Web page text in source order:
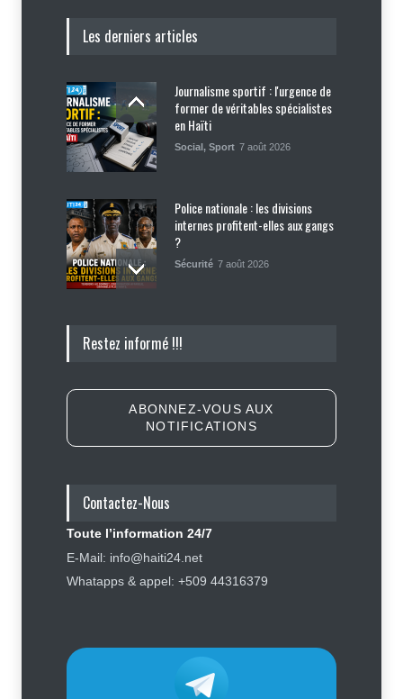
Les derniers articles
Journalisme sportif : l'urgence de
former de véritables spécialistes
en Haïti
Social , Sport 7 août 2026
Police nationale : les divisions
internes profitent-elles aux gangs
?
Sécurité 7 août 2026
d’affronter la justice, Jean Monard
Retards, bagages perdus,
6 août 2026
Tennessee, Andy Ogles, proche de
Restez informé !!!
ABONNEZ-VOUS AUX
NOTIFICATIONS
Contactez-Nous
Toute l’information 24/7
E-Mail: info@haiti24.net
Whatapps & appel: +509 44316379